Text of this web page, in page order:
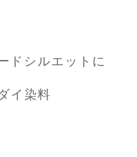
ドシルエットに
イ染料